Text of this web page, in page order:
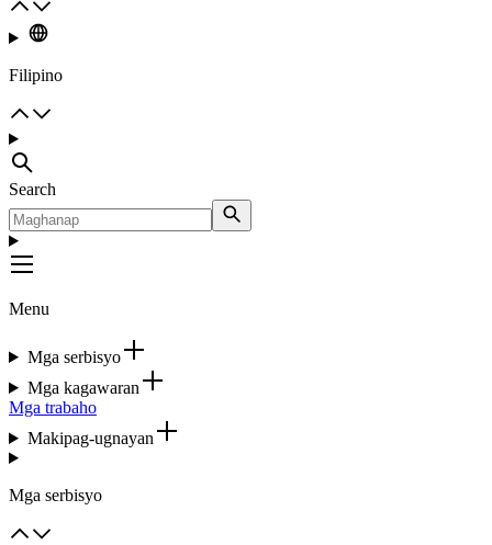
Filipino
Search
Menu
Mga serbisyo
Mga kagawaran
Mga trabaho
Makipag-ugnayan
Mga serbisyo